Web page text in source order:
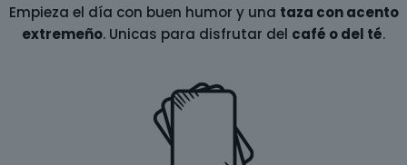
Empieza el día con buen humor y una taza con acento
extremeño. Unicas para disfrutar del café o del té.